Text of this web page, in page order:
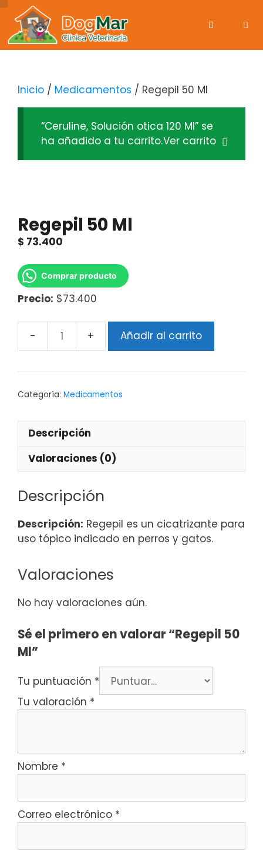
Inicio / Medicamentos / Regepil 50 Ml
“Ceruline, Solución otica 120 Ml” se
ha añadido a tu carrito.Ver carrito
Regepil 50 Ml
$ 73.400
Comprar producto
Precio: $73.400
Añadir al carrito
Categoría: Medicamentos
Descripción
Valoraciones (0)
Descripción
Descripción: Regepil es un cicatrizante para
uso tópico indicado en perros y gatos.
Valoraciones
No hay valoraciones aún.
Sé el primero en valorar “Regepil 50
Ml”
Tu puntuación *
Tu valoración *
Nombre *
Correo electrónico *